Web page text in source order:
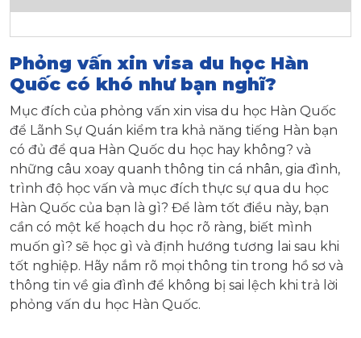
Phỏng vấn xin visa du học Hàn
Quốc có khó như bạn nghĩ?
Mục đích của phỏng vấn xin visa du học Hàn Quốc
để Lãnh Sự Quán kiểm tra khả năng tiếng Hàn bạn
có đủ để qua Hàn Quốc du học hay không? và
những câu xoay quanh thông tin cá nhân, gia đình,
trình độ học vấn và mục đích thực sự qua du học
Hàn Quốc của bạn là gì? Để làm tốt điều này, bạn
cần có một kế hoạch du học rõ ràng, biết mình
muốn gì? sẽ học gì và định hướng tương lai sau khi
tốt nghiệp. Hãy nắm rõ mọi thông tin trong hồ sơ và
thông tin về gia đình để không bị sai lệch khi trả lời
phỏng vấn du học Hàn Quốc.